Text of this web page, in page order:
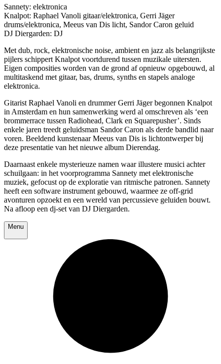
Sannety: elektronica
Knalpot: Raphael Vanoli gitaar/elektronica, Gerri Jäger
drums/elektronica, Meeus van Dis licht, Sandor Caron geluid
DJ Diergarden: DJ
Met dub, rock, elektronische noise, ambient en jazz als belangrijkste
pijlers schippert Knalpot voortdurend tussen muzikale uitersten.
Eigen composities worden van de grond af opnieuw opgebouwd, al
multitaskend met gitaar, bas, drums, synths en stapels analoge
elektronica.
Gitarist Raphael Vanoli en drummer Gerri Jäger begonnen Knalpot
in Amsterdam en hun samenwerking werd al omschreven als ‘een
brommerrace tussen Radiohead, Clark en Squarepusher’. Sinds
enkele jaren treedt geluidsman Sandor Caron als derde bandlid naar
voren. Beeldend kunstenaar Meeus van Dis is lichtontwerper bij
deze presentatie van het nieuwe album Dierendag.
Daarnaast enkele mysterieuze namen waar illustere musici achter
schuilgaan: in het voorprogramma Sannety met elektronische
muziek, gefocust op de exploratie van ritmische patronen. Sannety
heeft een software instrument gebouwd, waarmee ze off-grid
avonturen opzoekt en een wereld van percussieve geluiden bouwt.
Na afloop een dj-set van DJ Diergarden.
Menu